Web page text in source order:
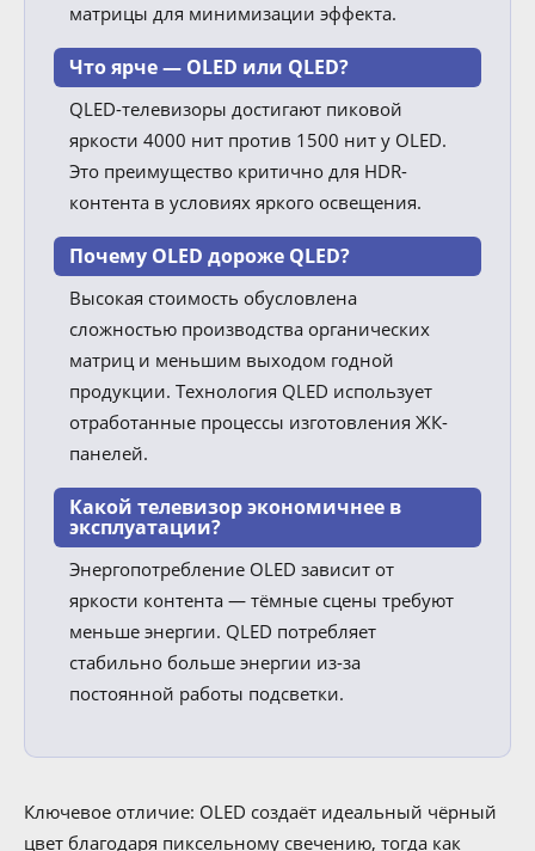
матрицы для минимизации эффекта.
Что ярче — OLED или QLED?
QLED-телевизоры достигают пиковой
яркости 4000 нит против 1500 нит у OLED.
Это преимущество критично для HDR-
контента в условиях яркого освещения.
Почему OLED дороже QLED?
Высокая стоимость обусловлена
сложностью производства органических
матриц и меньшим выходом годной
продукции. Технология QLED использует
отработанные процессы изготовления ЖК-
панелей.
Какой телевизор экономичнее в
эксплуатации?
Энергопотребление OLED зависит от
яркости контента — тёмные сцены требуют
меньше энергии. QLED потребляет
стабильно больше энергии из-за
постоянной работы подсветки.
Ключевое отличие: OLED создаёт идеальный чёрный
цвет благодаря пиксельному свечению, тогда как